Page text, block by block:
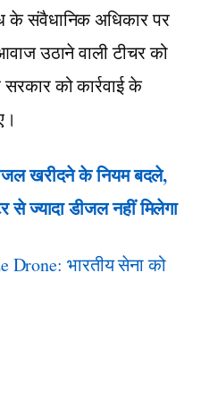
के संवैधानिक अधिकार पर
उठाने वाली टीचर को
को कार्रवाई के
खरीदने के नियम बदले,
ज्यादा डीजल नहीं मिलेगा
Drone: भारतीय सेना को